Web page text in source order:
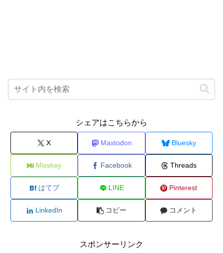
シェアはこちらから
X Mastodon Bluesky
Misskey Facebook Threads
はてブ LINE Pinterest
LinkedIn コピー コメント
スポンサーリンク